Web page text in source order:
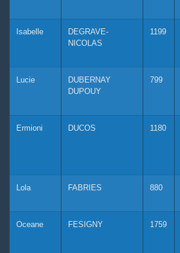
Isabelle
DEGRAVE-
NICOLAS
1199
Lucie
DUBERNAY
DUPOUY
799
Ermioni DUCOS 1180
Lola FABRIES 880
Oceane FESIGNY 1759